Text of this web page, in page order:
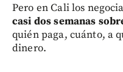
Pero en Cali los
casi dos semanas
quién paga, cuánto, a
dinero.